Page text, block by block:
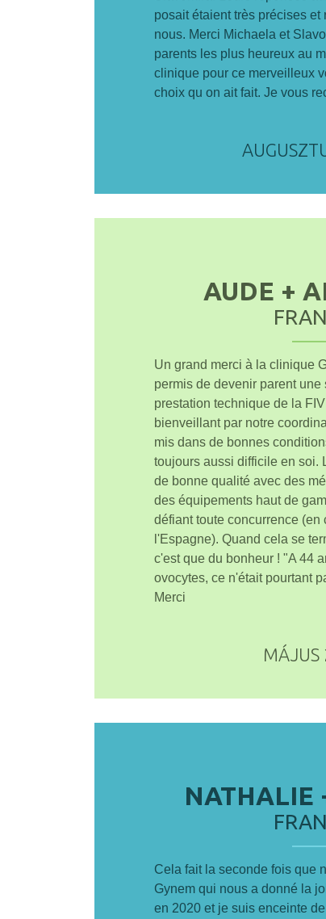
posait étaient très précises
nous. Merci Michaela et
parents les plus heureux au
clinique pour ce merveilleux
choix qu on ait fait. Je vous
AUDE +
Un grand merci à la clinique
permis de devenir parent une
prestation technique de la
bienveillant par notre
mis dans de bonnes
toujours aussi difficile en soi.
de bonne qualité avec des
des équipements haut de
défiant toute concurrence (en
l'Espagne). Quand cela se
c'est que du bonheur ! "A 44
ovocytes, ce n'était pourtant
Merci
MÁJUS
NATHALIE
Cela fait la seconde fois que
Gynem qui nous a donné la
en 2020 et je suis enceinte